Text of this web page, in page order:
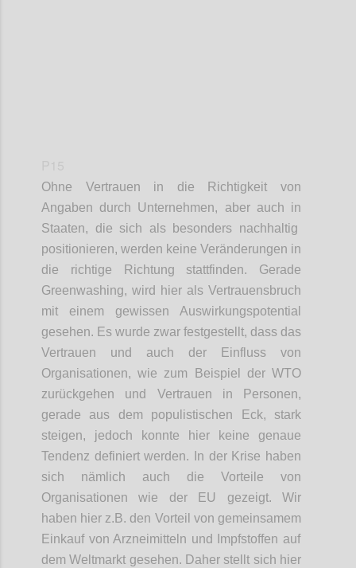
Ohne Vertrauen in die Richtigkeit von
Angaben durch Unternehmen, aber auch in
Staaten, die sich als besonders nachhaltig
positionieren, werden keine Veränderungen in
die richtige Richtung stattfinden. Gerade
Greenwashing, wird hier als Vertrauensbruch
mit einem gewissen Auswirkungspotential
gesehen. Es wurde zwar festgestellt, dass das
Vertrauen und auch der Einfluss von
Organisationen, wie zum Beispiel der WTO
zurückgehen und Vertrauen in Personen,
gerade aus dem populistischen Eck, stark
steigen, jedoch konnte hier keine genaue
Tendenz definiert werden. In der Krise haben
sich nämlich auch die Vorteile von
Organisationen wie der EU gezeigt.Wir
haben hier z.B. den Vorteil von gemeinsamem
Einkaufvon Arzneimittel n und Impfstoffen auf
dem Weltmarkt gesehen. Daher stellt sich hier